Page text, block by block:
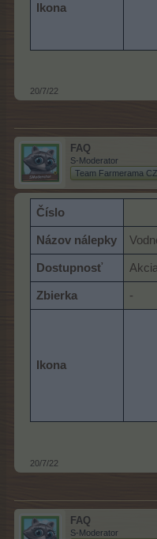
Ikona
20/7/22
FAQ
S-Moderator
Team Farmerama
Číslo
Názov nálepky
Dostupnosť
Zbierka -
Ikona
20/7/22
FAQ
S-Moderator